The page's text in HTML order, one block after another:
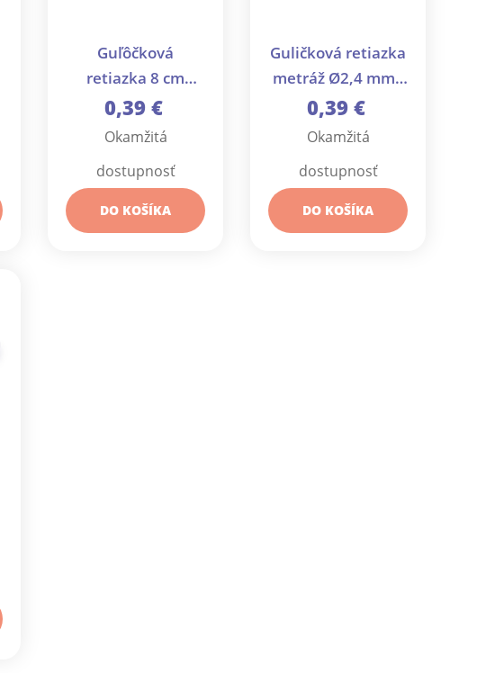
Guľôčková
retiazka 8 cm
pútko - 10 ks
0,39 €
Okamžitá
dostupnosť
DO KOŠÍKA
Guličková retiazka
metráž Ø2,4 mm -
1 m
0,39 €
Okamžitá
dostupnosť
DO KOŠÍKA